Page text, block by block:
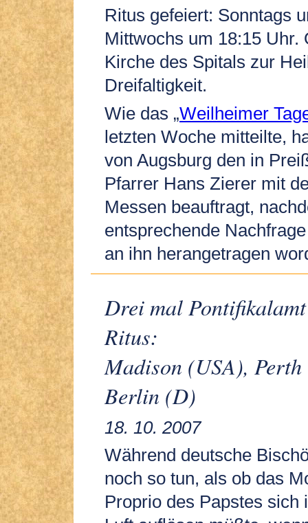
Ritus gefeiert: Sonntags
Mittwochs um 18:15 Uhr.
Kirche des Spitals zur
Dreifaltigkeit.
Wie das „Weilheimer
letzten Woche mitteilte,
von Augsburg den in
Pfarrer Hans Zierer mit
Messen beauftragt,
entsprechende
an ihn herangetragen
Drei mal
Ritus:
Madison (USA),
Berlin (D)
18. 10. 2007
Während deutsche
noch so tun, als ob das
Proprio des Papstes sich